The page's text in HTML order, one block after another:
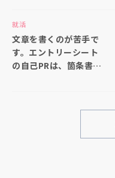
就活
文章を書くのが苦手で
す。エントリーシート
の自己PRは、箇条書き